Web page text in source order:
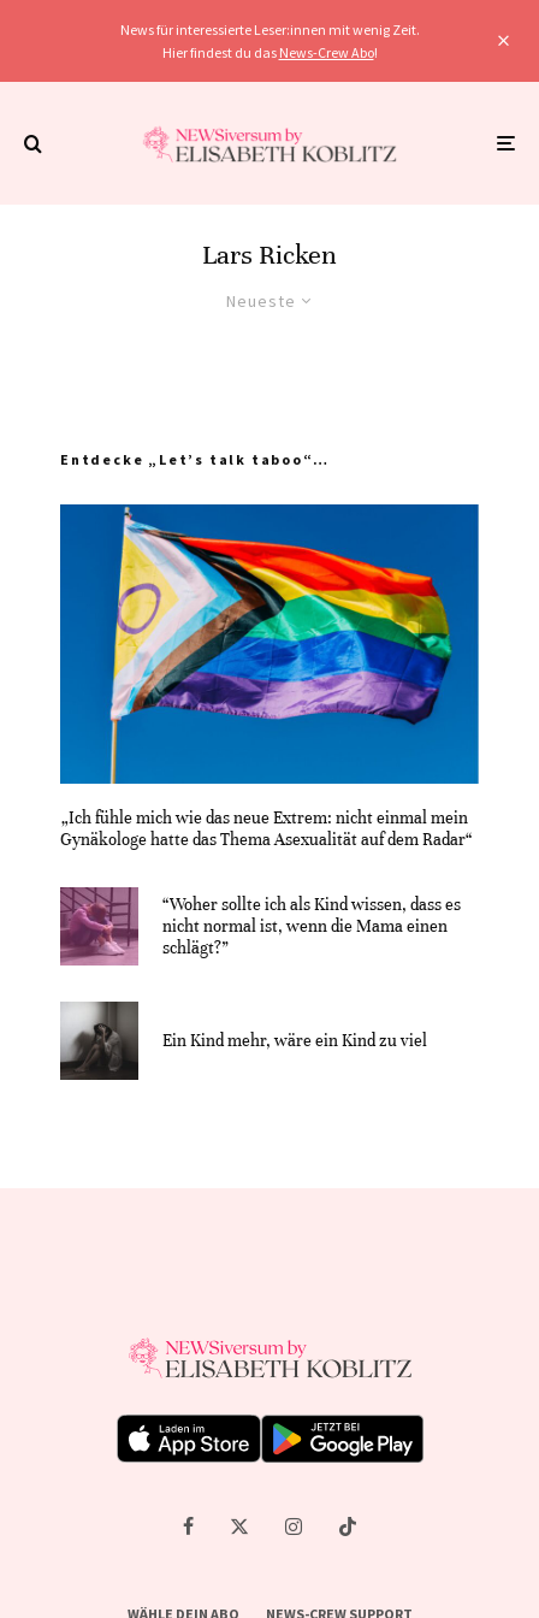
News für interessierte Leser:innen mit wenig Zeit.
Hier findest du das News-Crew Abo!
Lars Ricken
Neueste
Entdecke „Let’s talk taboo“…
„Ich fühle mich wie das neue Extrem: nicht einmal mein
Gynäkologe hatte das Thema Asexualität auf dem Radar“
“Woher sollte ich als Kind wissen, dass es
nicht normal ist, wenn die Mama einen
schlägt?”
Ein Kind mehr, wäre ein Kind zu viel
WÄHLE DEIN ABO NEWS-CREW SUPPORT